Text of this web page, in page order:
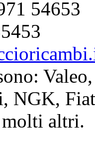
54653
NGK,
altri.